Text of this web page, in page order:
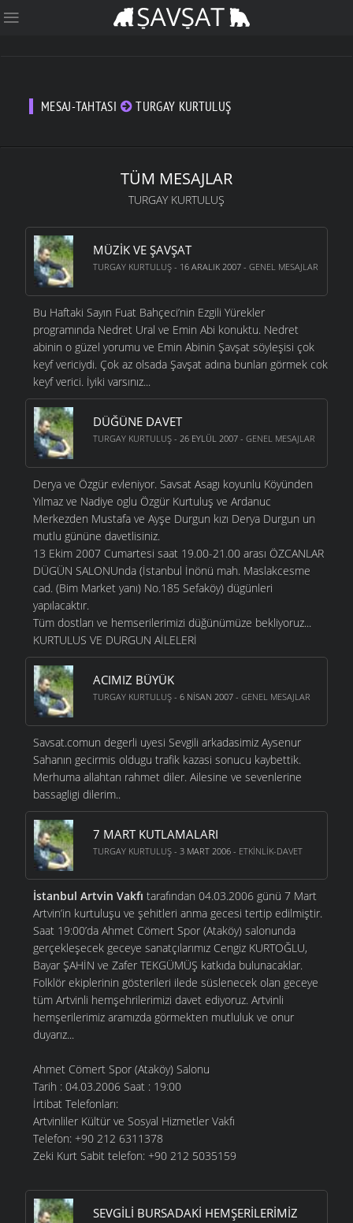
MESAJ-TAHTASI TURGAY KURTULUŞ
TÜM MESAJLAR
TURGAY KURTULUŞ
MÜZIK VE ŞAVŞAT
TURGAY KURTULUŞ - 16 ARALIK 2007 - GENEL MESAJLAR
Bu Haftaki Sayın Fuat Bahçeci’nin Ezgili Yürekler
programında Nedret Ural ve Emin Abi konuktu. Nedret
abinin o güzel yorumu ve Emin Abinin Şavşat söyleşisi çok
keyf vericiydi. Çok az olsada Şavşat adına bunları görmek cok
keyf verici. İyiki varsınız...
DÜĞÜNE DAVET
TURGAY KURTULUŞ - 26 EYLÜL 2007 - GENEL MESAJLAR
Derya ve Özgür evleniyor. Savsat Asagı koyunlu Köyünden
Yılmaz ve Nadiye oglu Özgür Kurtuluş ve Ardanuc
Merkezden Mustafa ve Ayşe Durgun kızı Derya Durgun un
mutlu gününe davetlisiniz.
13 Ekim 2007 Cumartesi saat 19.00-21.00 arası ÖZCANLAR
DÜGÜN SALONUnda (İstanbul İnönü mah. Maslakcesme
cad. (Bim Market yanı) No.185 Sefaköy) dügünleri
yapılacaktır.
Tüm dostları ve hemserilerimizi düğünümüze bekliyoruz...
KURTULUS VE DURGUN AİLELERİ
ACIMIZ BÜYÜK
TURGAY KURTULUŞ - 6 NISAN 2007 - GENEL MESAJLAR
Savsat.comun degerli uyesi Sevgili arkadasimiz Aysenur
Sahanın gecirmis oldugu trafik kazasi sonucu kaybettik.
Merhuma allahtan rahmet diler. Ailesine ve sevenlerine
bassagligi dilerim..
7 MART KUTLAMALARI
TURGAY KURTULUŞ - 3 MART 2006 - ETKINLIK-DAVET
İstanbul Artvin Vakfı tarafından 04.03.2006 günü 7 Mart
Artvin’in kurtuluşu ve şehitleri anma gecesi tertip edilmiştir.
Saat 19:00’da Ahmet Cömert Spor (Ataköy) salonunda
gerçekleşecek geceye sanatçılarımız Cengiz KURTOĞLU,
Bayar ŞAHİN ve Zafer TEKGÜMÜŞ katkıda bulunacaklar.
Folklör ekiplerinin gösterileri ilede süslenecek olan geceye
tüm Artvinli hemşehrilerimizi davet ediyoruz. Artvinli
hemşerilerimiz aramızda görmekten mutluluk ve onur
duyarız...
Ahmet Cömert Spor (Ataköy) Salonu
Tarih : 04.03.2006 Saat : 19:00
İrtibat Telefonları:
Artvinliler Kültür ve Sosyal Hizmetler Vakfı
Telefon: +90 212 6311378
Zeki Kurt Sabit telefon: +90 212 5035159
SEVGILI BURSADAKI HEMŞERILERIMIZ